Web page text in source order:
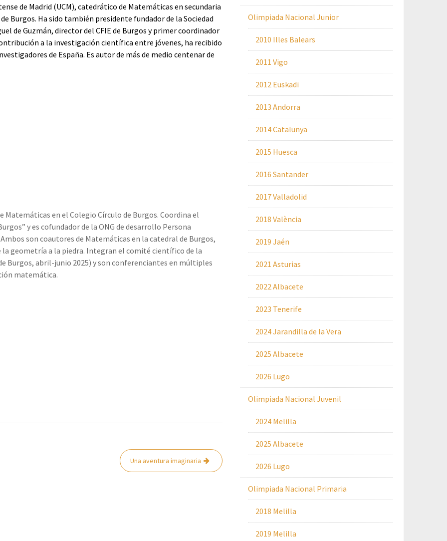
de Madrid (UCM), catedrático de Matemáticas en secundaria
Burgos. Ha sido también presidente fundador de la Sociedad
de Guzmán, director del CFIE de Burgos y primer coordinador
a la investigación científica entre jóvenes, ha recibido
de España. Es autor de más de medio centenar de
Matemáticas en el Colegio Círculo de Burgos. Coordina el
y es cofundador de la ONG de desarrollo Persona
son coautores de Matemáticas en la catedral de Burgos,
la geometría a la piedra. Integran el comité científico de la
Burgos, abril-junio 2025) y son conferenciantes en múltiples
matemática.
Una aventura imaginaria
Olimpiada Nacional Junior
2010 Illes Balears
2011 Vigo
2012 Euskadi
2013 Andorra
2014 Catalunya
2015 Huesca
2016 Santander
2017 Valladolid
2018 València
2019 Jaén
2021 Asturias
2022 Albacete
2023 Tenerife
2024 Jarandilla de la Vera
2025 Albacete
2026 Lugo
Olimpiada Nacional Juvenil
2024 Melilla
2025 Albacete
2026 Lugo
Olimpiada Nacional Primaria
2018 Melilla
2019 Melilla